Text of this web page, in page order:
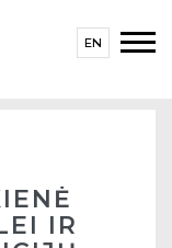
EN
IR